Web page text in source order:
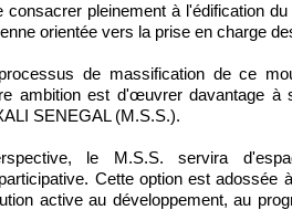
consacrer pleinement à l'édification
orientée vers la prise en charge
de massification de ce
ambition est d'œuvrer davantage à
SENEGAL (M.S.S.).
le M.S.S. servira
Cette option est
active au développement, au